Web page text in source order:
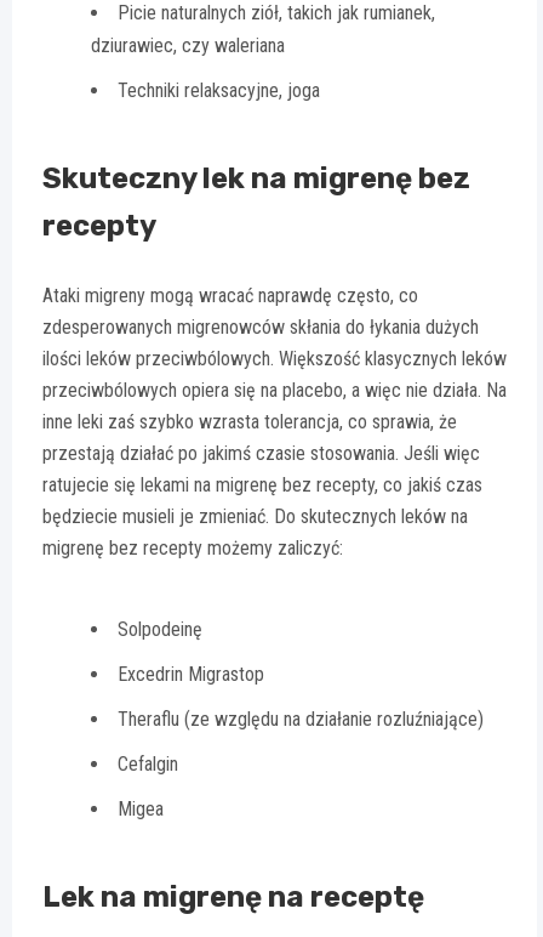
Picie naturalnych ziół, takich jak rumianek,
dziurawiec, czy waleriana
Techniki relaksacyjne, joga
Skuteczny lek na migrenę bez
recepty
Ataki migreny mogą wracać naprawdę często, co
zdesperowanych migrenowców skłania do łykania dużych
ilości leków przeciwbólowych. Większość klasycznych leków
przeciwbólowych opiera się na placebo, a więc nie działa. Na
inne leki zaś szybko wzrasta tolerancja, co sprawia, że
przestają działać po jakimś czasie stosowania. Jeśli więc
ratujecie się lekami na migrenę bez recepty, co jakiś czas
będziecie musieli je zmieniać. Do skutecznych leków na
migrenę bez recepty możemy zaliczyć:
Solpodeinę
Excedrin Migrastop
Theraflu (ze względu na działanie rozluźniające)
Cefalgin
Migea
Lek na migrenę na receptę